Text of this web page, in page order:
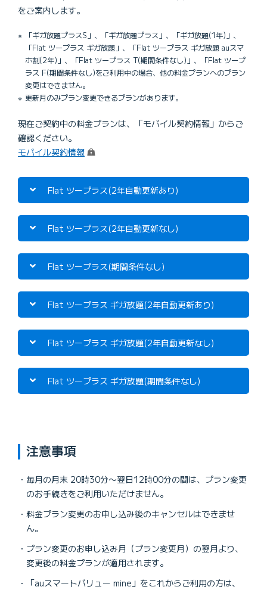
をご案内します。
「ギガ放題プラスS」、「ギガ放題プラス」、「ギガ放題(1年)」、
「Flat ツープラス ギガ放題」、「Flat ツープラス ギガ放題 auスマ
ホ割(2年)」、「Flat ツープラス T(期間条件なし)」、「Flat ツープ
ラス F(期間条件なし)をご利用中の場合、他の料金プランへのプラン
変更はできません。
更新月のみプラン変更できるプランがあります。
現在ご契約中の料金プランは、「モバイル契約情報」からご
確認ください。
モバイル契約情報（ログイン）
Flat ツープラス(2年自動更新あり)
Flat ツープラス(2年自動更新なし)
Flat ツープラス(期間条件なし)
Flat ツープラス ギガ放題(2年自動更新あり)
Flat ツープラス ギガ放題(2年自動更新なし)
Flat ツープラス ギガ放題(期間条件なし)
Flat ツープラス(2年自動更新なし)
Flat ツープラス(2年自動更新あり)
Flat ツープラス(期間条件なし)
Flat ツープラス ギガ放題(2年自動更新あり)
Flat ツープラス ギガ放題(2年自動更新なし)
Flat ツープラス ギガ放題(期間条件なし)
Flat ツープラス(期間条件なし)
Flat ツープラス(2年自動更新あり)
Flat ツープラス(2年自動更新なし)
Flat ツープラス ギガ放題(2年自動更新あり)
Flat ツープラス ギガ放題(2年自動更新なし)
Flat ツープラス ギガ放題(期間条件なし)
Flat ツープラス ギガ放題(2年自動更新あり)
Flat ツープラス(2年自動更新あり)
Flat ツープラス(2年自動更新なし)
Flat ツープラス(期間条件なし)
Flat ツープラス ギガ放題(2年自動更新なし)
Flat ツープラス ギガ放題(期間条件なし)
Flat ツープラス ギガ放題(2年自動更新なし)
Flat ツープラス(2年自動更新あり)
Flat ツープラス(2年自動更新なし)
Flat ツープラス ギガ放題(期間条件なし)
Flat ツープラス(期間条件なし)
Flat ツープラス ギガ放題(2年自動更新あり)
Flat ツープラス ギガ放題(2年自動更新なし)
注意事項
毎月の月末 20時30分〜翌日12時00分の間は、プラン変更
のお手続きをご利用いただけません。
料金プラン変更のお申し込み後のキャンセルはできませ
ん。
プラン変更のお申し込み月（プラン変更月）の翌月より、
変更後の料金プランが適用されます。
「auスマートバリュー mine」をこれからご利用の方は、